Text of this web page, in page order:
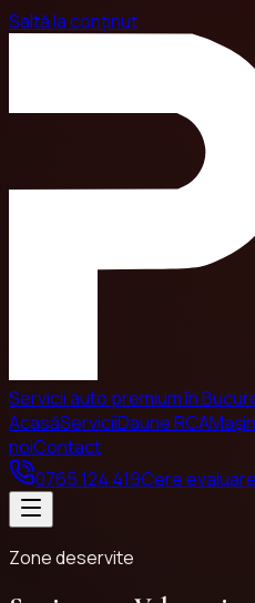
Saltă la conținut
Servicii auto premium în
AcasăServiciiDaune RCA
noiContact
0765 124 419Cere evaluare
Zone deservite